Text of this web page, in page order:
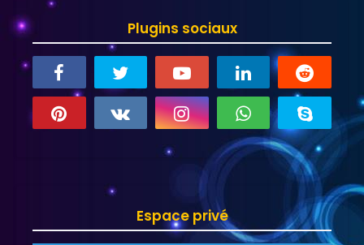
Plugins sociaux
Espace privé